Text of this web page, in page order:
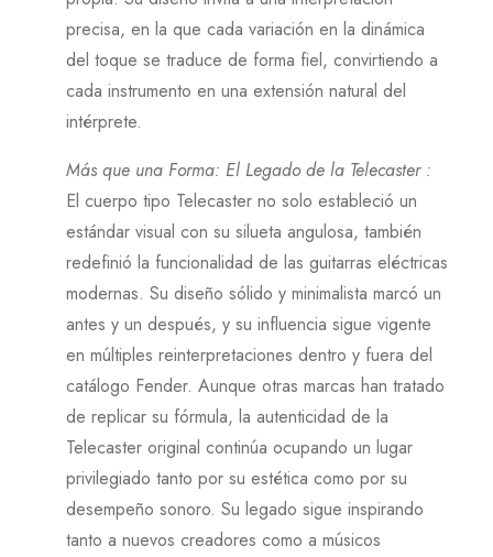
precisa, en la que cada variación en la dinámica
del toque se traduce de forma fiel, convirtiendo a
cada instrumento en una extensión natural del
intérprete.
Más que una Forma: El Legado de la Telecaster :
El cuerpo tipo Telecaster no solo estableció un
estándar visual con su silueta angulosa, también
redefinió la funcionalidad de las guitarras eléctricas
modernas. Su diseño sólido y minimalista marcó un
antes y un después, y su influencia sigue vigente
en múltiples reinterpretaciones dentro y fuera del
catálogo Fender. Aunque otras marcas han tratado
de replicar su fórmula, la autenticidad de la
Telecaster original continúa ocupando un lugar
privilegiado tanto por su estética como por su
desempeño sonoro. Su legado sigue inspirando
tanto a nuevos creadores como a músicos